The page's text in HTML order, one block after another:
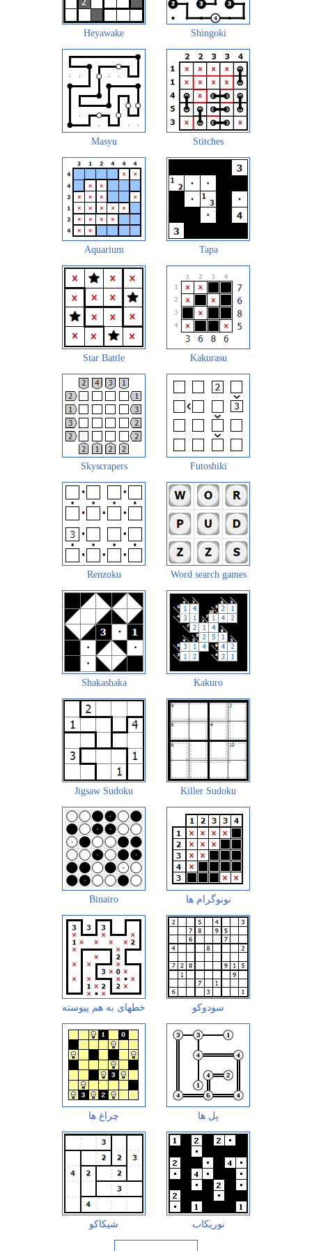
Heyawake Shingoki
Masyu Stitches
Aquarium Tapa
Star Battle Kakurasu
Skyscrapers Futoshiki
Renzoku Word search games
Shakashaka Kakuro
Jigsaw Sudoku Killer Sudoku
Binairo نونوگرام ها
خطهای به هم پیوسته سودوکو
چراغ ها پل ها
شیکاکو نوریکاب